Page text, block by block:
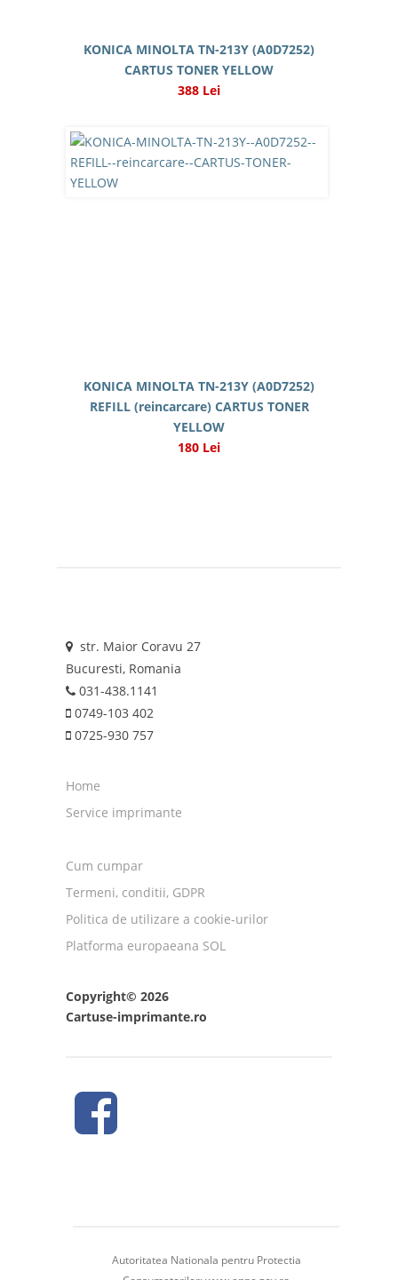
KONICA MINOLTA TN-213Y (A0D7252)
CARTUS TONER YELLOW
388 Lei
KONICA MINOLTA TN-213Y (A0D7252)
REFILL (reincarcare) CARTUS TONER
YELLOW
180 Lei
str. Maior Coravu 27
Bucuresti, Romania
031-438.1141
0749-103 402
0725-930 757
Home
Service imprimante
Cum cumpar
Termeni, conditii, GDPR
Politica de utilizare a cookie-urilor
Platforma europaeana SOL
Copyright© 2026
Cartuse-imprimante.ro
Autoritatea Nationala pentru Protectia